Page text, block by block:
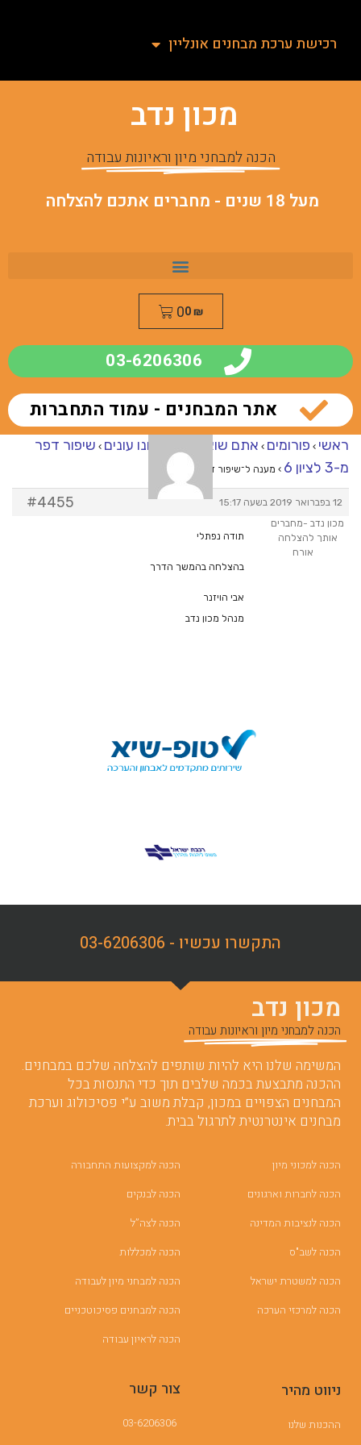
רכישת ערכת מבחנים אונליין
מכון נדב
הכנה למבחני מיון וראיונות עבודה
מעל 18 שנים - מחברים אתכם להצלחה
0₪
0
03-6206306
אתר המבחנים - עמוד התחברות
ראשי › פורומים › אתם שואלים – אנחנו עונים › שיפור דפר
מ-3 לציון 6
› מענה ל־שיפור דפר מ-3 לציון 6
12 בפברואר 2019 בשעה 15:17 #4455
מכון נדב -מחברים
אותך להצלחה
אורח
תודה נפתלי
בהצלחה בהמשך הדרך
אבי הויזנר
מנהל מכון נדב
התקשרו עכשיו - 03-6206306
מכון נדב
הכנה למבחני מיון וראיונות עבודה
המשימה שלנו היא להיות שותפים להצלחה שלכם במבחנים.
ההכנה מתבצעת בכמה שלבים תוך כדי התנסות בכל
המבחנים הצפויים במכון, קבלת משוב ע”י פסיכולוג וערכת
מבחנים אינטרנטית לתרגול בבית.
הכנה למכוני מיון
הכנה לחברות וארגונים
הכנה לנציבות המדינה
הכנה לשב"ס
הכנה למשטרת ישראל
הכנה למרכזי הערכה
הכנה למקצועות התחבורה
הכנה לבנקים
הכנה לצה”ל
הכנה למכללות
הכנה למבחני מיון לעבודה
הכנה למבחנים פסיכוטכניים
הכנה לראיון עבודה
ניווט מהיר
ההכנות שלנו
צור קשר
03-6206306